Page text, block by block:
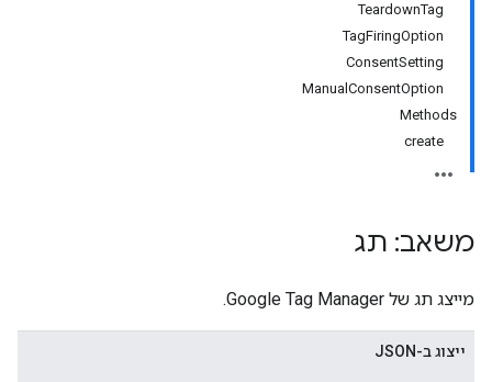
TeardownTag
TagFiringOption
ConsentSetting
ManualConsentOption
Methods
create
משאב: תג
מייצג תג של Google Tag Manager.
ייצוג ב-JSON